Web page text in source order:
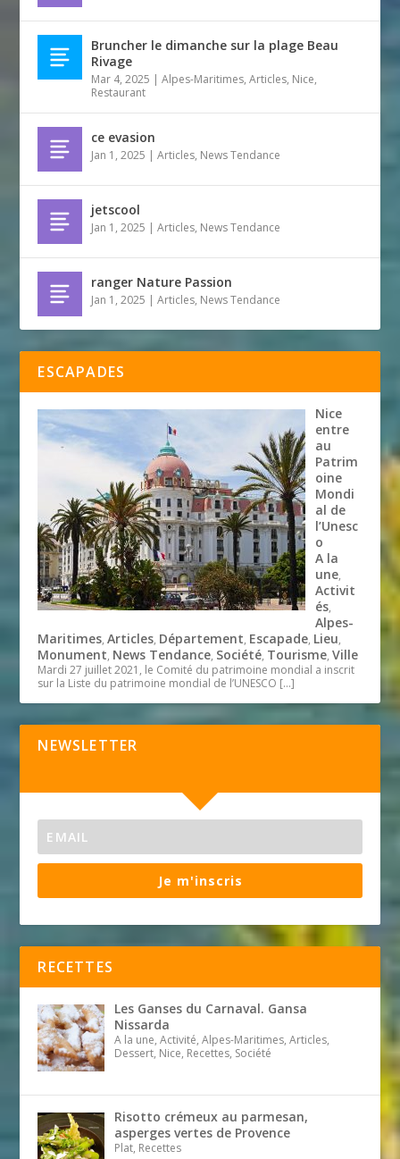
Bruncher le dimanche sur la plage Beau
Rivage
Mar 4, 2025 |Alpes-Maritimes,Articles, Nice,
Restaurant
ce evasion
Jan 1, 2025 |Articles, News Tendance
jetscool
Jan 1, 2025 |Articles, News Tendance
ranger Nature Passion
Jan 1, 2025 |Articles, News Tendance
ESCAPADES
Nice
entre
au
Patrim
oine
Mondi
al de
l’Unesc
o
A la
une,
Activit
és,
Alpes-
Maritimes,Articles, Département, Escapade, Lieu,
Monument, News Tendance, Société, Tourisme,Ville
Mardi 27 juillet 2021, le Comité du patrimoine mondial a inscrit
sur la Liste du patrimoine mondial de l’UNESCO […]
NEWSLETTER
Je m'inscris
RECETTES
Les Ganses du Carnaval. Gansa
Nissarda
A la une, Activité, Alpes-Maritimes, Articles,
Dessert, Nice, Recettes, Société
Risotto crémeux au parmesan,
asperges vertes de Provence
Plat, Recettes